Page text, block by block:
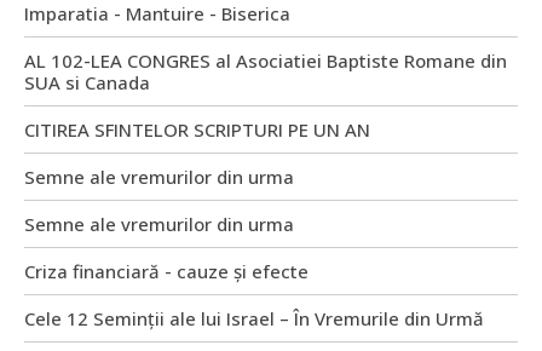
Imparatia - Mantuire - Biserica
AL 102-LEA CONGRES al Asociatiei Baptiste Romane din
SUA si Canada
CITIREA SFINTELOR SCRIPTURI PE UN AN
Semne ale vremurilor din urma
Semne ale vremurilor din urma
Criza financiară - cauze și efecte
Cele 12 Seminții ale lui Israel – În Vremurile din Urmă